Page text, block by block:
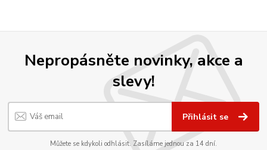
Nepropásněte novinky, akce a
slevy!
Přihlásit se
Můžete se kdykoli odhlásit. Zasíláme jednou za 14 dní.